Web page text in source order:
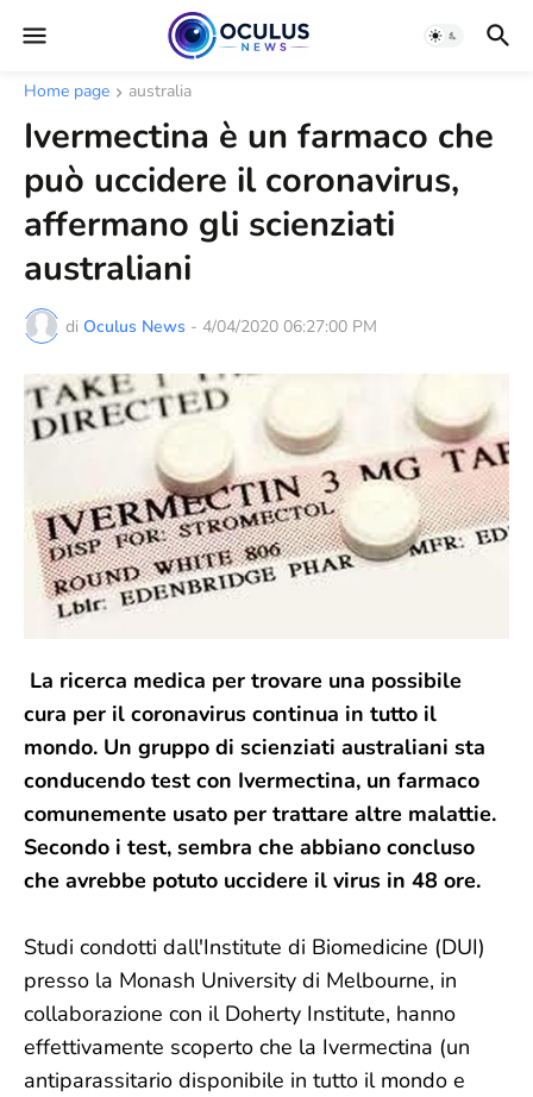
Home page australia
Ivermectina è un farmaco che
può uccidere il coronavirus,
affermano gli scienziati
australiani
di Oculus News - 4/04/2020 06:27:00 PM
La ricerca medica per trovare una possibile
cura per il coronavirus continua in tutto il
mondo. Un gruppo di scienziati australiani sta
conducendo test con Ivermectina, un farmaco
comunemente usato per trattare altre malattie.
Secondo i test, sembra che abbiano concluso
che avrebbe potuto uccidere il virus in 48 ore.
Studi condotti dall'Institute di Biomedicine (DUI)
presso la Monash University di Melbourne, in
collaborazione con il Doherty Institute, hanno
effettivamente scoperto che la Ivermectina (un
antiparassitario disponibile in tutto il mondo e